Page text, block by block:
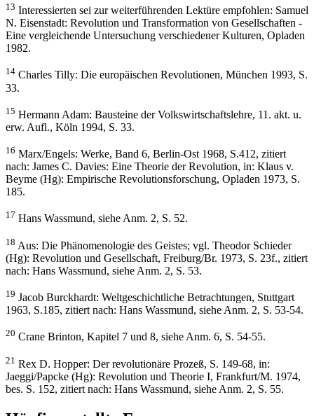
13 Interessierten sei zur weiterführenden Lektüre empfohlen: Samuel
N. Eisenstadt: Revolution und Transformation von Gesellschaften -
Eine vergleichende Untersuchung verschiedener Kulturen, Opladen
1982.
14 Charles Tilly: Die europäischen Revolutionen, München 1993, S.
33.
15 Hermann Adam: Bausteine der Volkswirtschaftslehre, 11. akt. u.
erw. Aufl., Köln 1994, S. 33.
16 Marx/Engels: Werke, Band 6, Berlin-Ost 1968, S.412, zitiert
nach: James C. Davies: Eine Theorie der Revolution, in: Klaus v.
Beyme (Hg): Empirische Revolutionsforschung, Opladen 1973, S.
185.
17 Hans Wassmund, siehe Anm. 2, S. 52.
18 Aus: Die Phänomenologie des Geistes; vgl. Theodor Schieder
(Hg): Revolution und Gesellschaft, Freiburg/Br. 1973, S. 23f., zitiert
nach: Hans Wassmund, siehe Anm. 2, S. 53.
19 Jacob Burckhardt: Weltgeschichtliche Betrachtungen, Stuttgart
1963, S.185, zitiert nach: Hans Wassmund, siehe Anm. 2, S. 53-54.
20 Crane Brinton, Kapitel 7 und 8, siehe Anm. 6, S. 54-55.
21 Rex D. Hopper: Der revolutionäre Prozeß, S. 149-68, in:
Jaeggi/Papcke (Hg): Revolution und Theorie I, Frankfurt/M. 1974,
bes. S. 152, zitiert nach: Hans Wassmund, siehe Anm. 2, S. 55.